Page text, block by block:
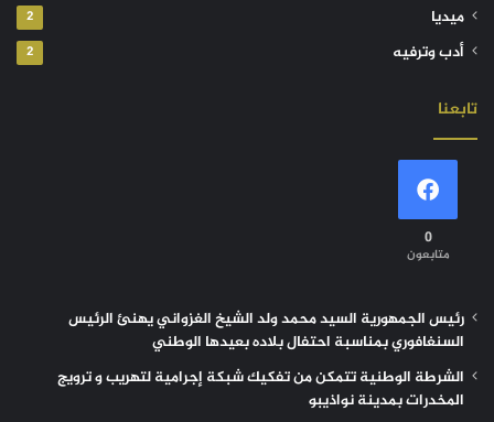
ميديا 2
أدب وترفيه 2
تابعنا
0
متابعون
رئيس الجمهورية السيد محمد ولد الشيخ الغزواني يهنئ الرئيس
السنغافوري بمناسبة احتفال بلاده بعيدها الوطني
الشرطة الوطنية تتمكن من تفكيك شبكة إجرامية لتهريب و ترويج
المخدرات بمدينة نواذيبو